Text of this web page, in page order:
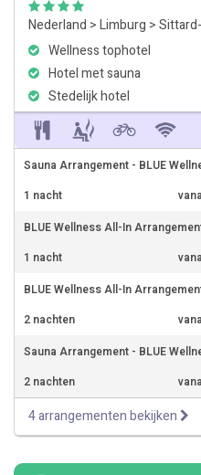
Nederland >Limburg >
Wellness tophotel
Hotel met sauna
Stedelijk hotel
Sauna Arrangement - BLUE
1 nacht
BLUE Wellness All-In
1 nacht
BLUE Wellness All-In
2 nachten
Sauna Arrangement - BLUE
2 nachten
4 arrangementen bekijken